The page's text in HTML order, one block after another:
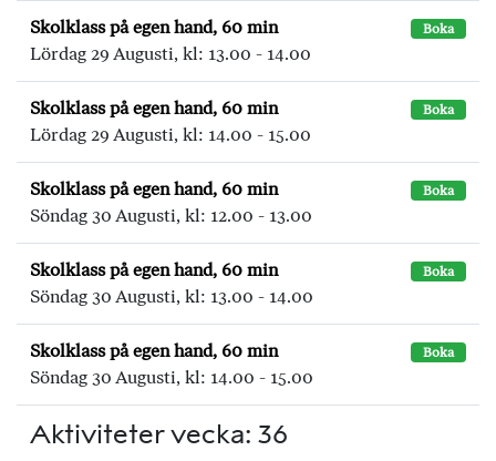
Skolklass på egen hand, 60 min Boka
Lördag 29 Augusti, kl: 13.00 - 14.00
Skolklass på egen hand, 60 min Boka
Lördag 29 Augusti, kl: 14.00 - 15.00
Skolklass på egen hand, 60 min Boka
Söndag 30 Augusti, kl: 12.00 - 13.00
Skolklass på egen hand, 60 min Boka
Söndag 30 Augusti, kl: 13.00 - 14.00
Skolklass på egen hand, 60 min Boka
Söndag 30 Augusti, kl: 14.00 - 15.00
Aktiviteter vecka: 36